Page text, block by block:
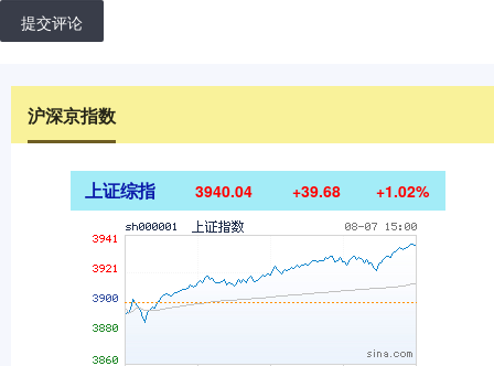
提交评论
沪深京指数
上证综指 3940.04 +39.68 +1.02%